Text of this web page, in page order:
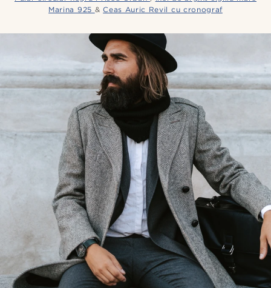
Marina 925 &Ceas Auric Revil cu cronograf